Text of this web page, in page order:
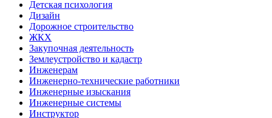
Детская психология
Дизайн
Дорожное строительство
ЖКХ
Закупочная деятельность
Землеустройство и кадастр
Инженерам
Инженерно-технические работники
Инженерные изыскания
Инженерные системы
Инструктор